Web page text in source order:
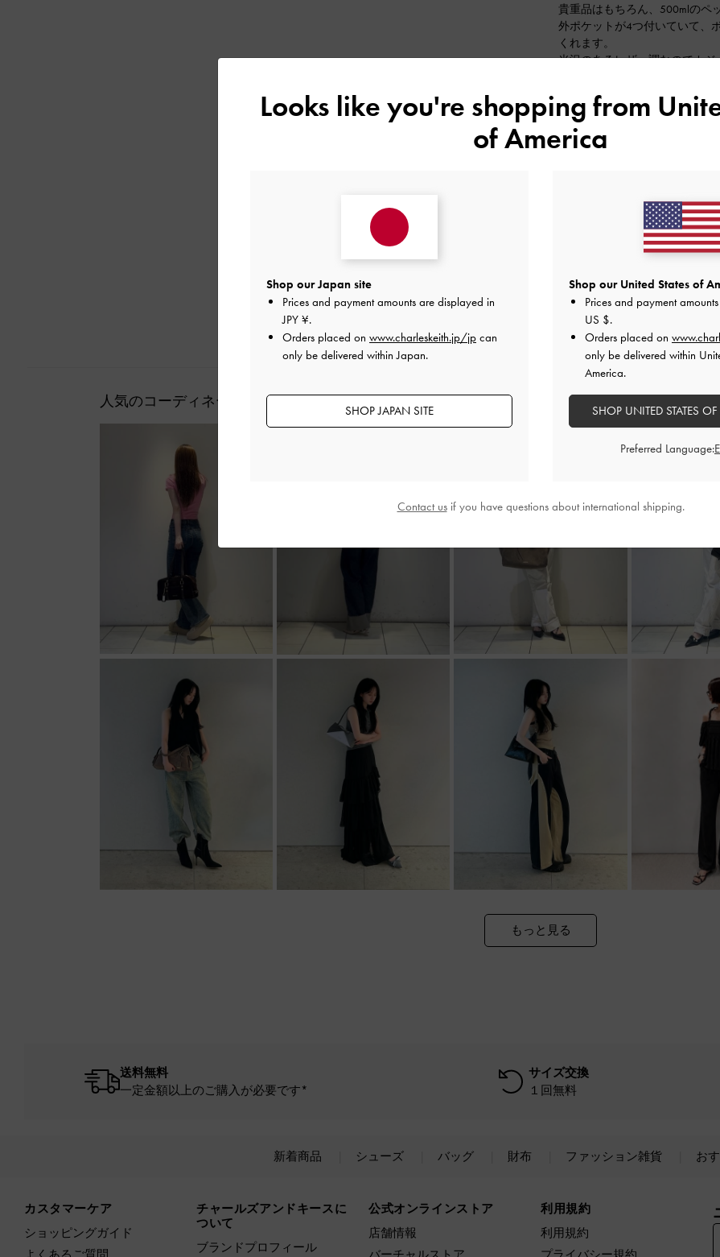
貴重品はもちろん、500mlのペ
外ポケットが4つ付いていて、
くれます。
光沢のあるレザー調なのでカ
【シューズ】
冬にぴったりなアンクルブーツ
見た目より軽量で、厚みのあ
シンプルで履き回しやすく、
キルトチェーンウォレットが
5枚のカード入れ、お札とコイ
取り外せるチェーンストラッ
も！
2024-11-29 にアップロード
人気のコーディネート
もっと見る
送料無料
一定金額以上のご購入が必要です*
サイズ交換
１回無料
新着商品 シューズ バッグ 財布 ファッション雑貨 お
カスタマーケア
ショッピングガイド
チャールズアンドキースに
ついて
ブランドプロフィール
公式オンラインストア
店舗情報
利用規約
利用規約
Looks like you're shopping from
of America
Shop our Japan site
Prices and payment amounts are displayed in
JPY ¥.
Orders placed on www.charleskeith.jp/jp can
only be delivered within Japan.
SHOP JAPAN SITE
Shop our United States of
Prices and payment
US $.
Orders placed on
only be delivered within
America.
SHOP UNITED STATES
Preferred Language:
Contact usif you have questions about international shipping.